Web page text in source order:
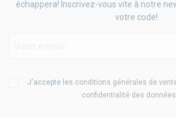
échappera! Inscrivez-vous vite à notre
votre code!
J'accepte les conditions générales de
confidentialité des